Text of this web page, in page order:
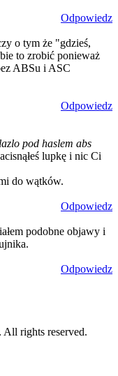
Odpowiedz
o tym że "gdzieś,
to zrobić ponieważ
ABSu i ASC
Odpowiedz
pod haslem abs
lupkę i nic Ci
do wątków.
Odpowiedz
podobne objawy i
Odpowiedz
rights reserved.